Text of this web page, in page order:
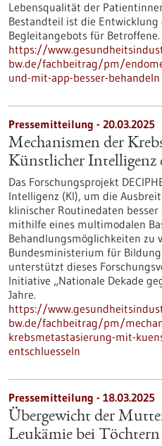
Lebensqualität der
Bestandteil ist die Entwicklung
Begleitangebots für Betroffene.
https://
bw.de/fachbeitrag/pm/
und-mit-app-besser-behandeln
Pressemitteilung - 20.03.2025
Mechanismen der
Künstlicher Intelligenz
Das Forschungsprojekt
Intelligenz (KI), um die
klinischer Routinedaten besser
mithilfe eines multimodalen
Behandlungsmöglichkeiten zu
Bundesministerium für Bildung
unterstützt dieses
Initiative „Nationale Dekade
Jahre.
https://
bw.de/fachbeitrag/pm/
krebsmetastasierung-mit-
entschluesseln
Pressemitteilung - 18.03.2025
Übergewicht der
Leukämie bei Töchtern